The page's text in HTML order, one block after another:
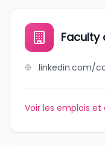
Faculty
Voir les emplois et